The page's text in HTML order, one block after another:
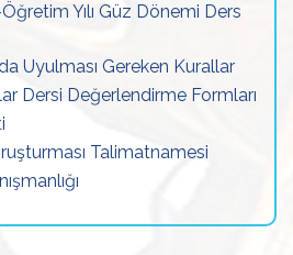
Yılı Güz Dönemi Ders
Uyulması Gereken Kurallar
Dersi Değerlendirme Formları
Talimatnamesi